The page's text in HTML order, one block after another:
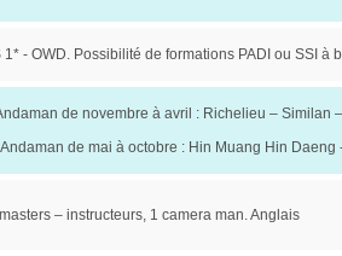
1* - OWD. Possibilité de formations PADI ou SSI à
de novembre à avril : Richelieu – Similan
de mai à octobre : Hin Muang Hin
– instructeurs, 1 camera man. Anglais